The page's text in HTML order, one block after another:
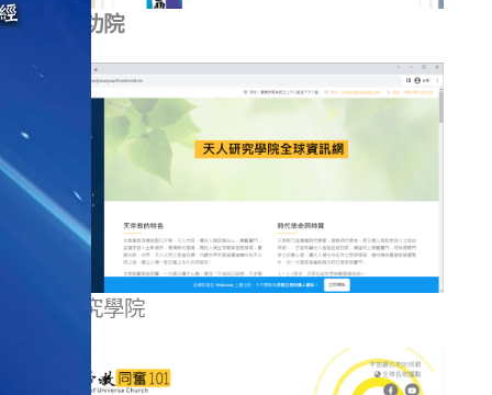
天人炁功院
天人研究學院